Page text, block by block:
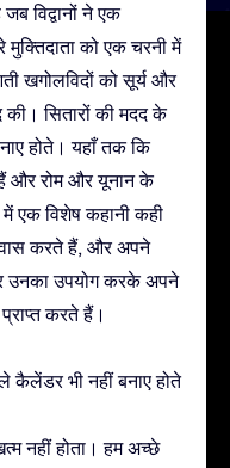
विद्वानों ने एक
मुक्तिदाता को एक चरनी में
खगोलविदों को सूर्य और
सितारों की मदद के
होते। यहाँ तक कि
हैं और रोम और यूनान के
में एक विशेष कहानी कही
करते हैं, और अपने
उनका उपयोग करके अपने
करते हैं।
कैलेंडर भी नहीं बनाए होते
नहीं होता। हम अच्छे